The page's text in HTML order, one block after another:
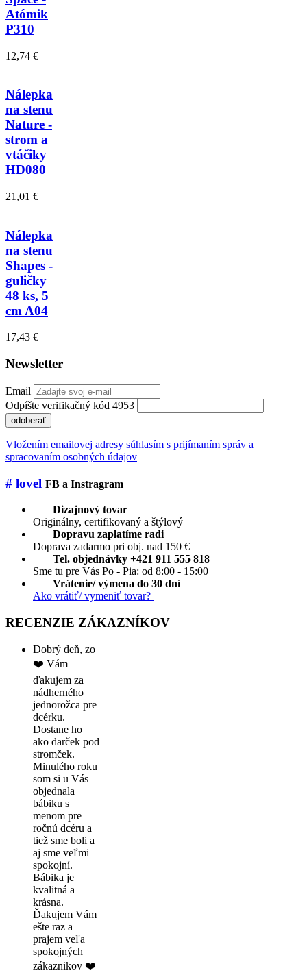
Atómik
P310
12,74 €
Nálepka
na stenu
Nature -
strom a
vtáčiky
HD080
21,01 €
Nálepka
na stenu
Shapes -
guličky
48 ks, 5
cm A04
17,43 €
Newsletter
Email
Odpíšte verifikačný kód 4953
odoberať
Vložením emailovej adresy súhlasím s prijímaním správ a
spracovaním osobných údajov
# lovel FB a Instragram
Dizajnový tovar
Originálny, certifikovaný a štýlový
Dopravu zaplatíme radi
Doprava zadarmo pri obj. nad 150 €
Tel. objednávky +421 911 555 818
Sme tu pre Vás Po - Pia: od 8:00 - 15:00
Vrátenie/ výmena do 30 dní
Ako vrátiť/ vymeniť tovar?
RECENZIE ZÁKAZNÍKOV
Dobrý deň, zo
❤️ Vám
ďakujem za
nádherného
jednorožca pre
dcérku.
Dostane ho
ako darček pod
stromček.
Minulého roku
som si u Vás
objednala
bábiku s
menom pre
ročnú dcéru a
tiež sme boli a
aj sme veľmi
spokojní.
Bábika je
kvalitná a
krásna.
Ďakujem Vám
ešte raz a
prajem veľa
spokojných
zákaznikov ❤️